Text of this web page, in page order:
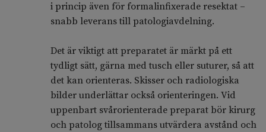
i princip även för formalinfixerade resektat –
snabb leverans till patologiavdelning.
Det är viktigt att preparatet är märkt på ett
tydligt sätt, gärna med tusch eller suturer, så att
det kan orienteras. Skisser och radiologiska
bilder underlättar också orienteringen. Vid
uppenbart svårorienterade preparat bör kirurg
och patolog tillsammans utvärdera avstånd och